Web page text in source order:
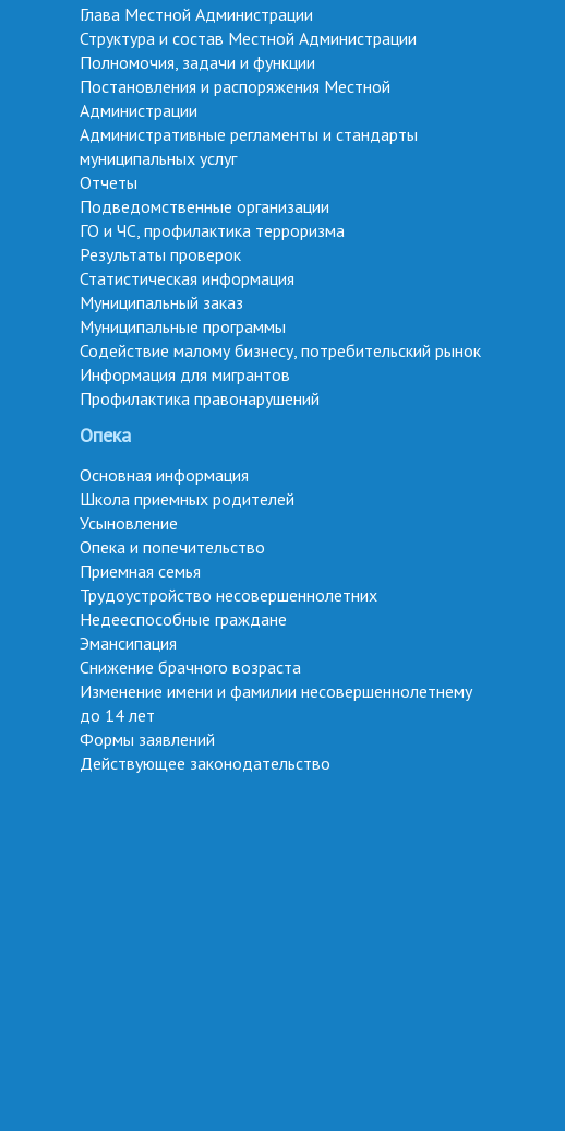
Глава Местной Администрации
Структура и состав Местной Администрации
Полномочия, задачи и функции
Постановления и распоряжения Местной
Администрации
Административные регламенты и стандарты
муниципальных услуг
Отчеты
Подведомственные организации
ГО и ЧС, профилактика терроризма
Результаты проверок
Статистическая информация
Муниципальный заказ
Муниципальные программы
Содействие малому бизнесу, потребительский рынок
Информация для мигрантов
Профилактика правонарушений
Опека
Основная информация
Школа приемных родителей
Усыновление
Опека и попечительство
Приемная семья
Трудоустройство несовершеннолетних
Недееспособные граждане
Эмансипация
Снижение брачного возраста
Изменение имени и фамилии несовершеннолетнему
до 14 лет
Формы заявлений
Действующее законодательство